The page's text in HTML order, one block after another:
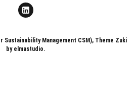
Management CSM), Theme Zuki
by elmastudio